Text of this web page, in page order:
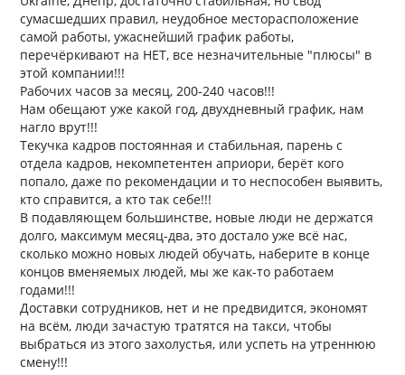
сумасшедших правил, неудобное месторасположение
самой работы, ужаснейший график работы,
перечёркивают на НЕТ, все незначительные "плюсы" в
этой компании!!!
Рабочих часов за месяц, 200-240 часов!!!
Нам обещают уже какой год, двухдневный график, нам
нагло врут!!!
Текучка кадров постоянная и стабильная, парень с
отдела кадров, некомпетентен априори, берёт кого
попало, даже по рекомендации и то неспособен выявить,
кто справится, а кто так себе!!!
В подавляющем большинстве, новые люди не держатся
долго, максимум месяц-два, это достало уже всё нас,
сколько можно новых людей обучать, наберите в конце
концов вменяемых людей, мы же как-то работаем
годами!!!
Доставки сотрудников, нет и не предвидится, экономят
на всём, люди зачастую тратятся на такси, чтобы
выбраться из этого захолустья, или успеть на утреннюю
смену!!!